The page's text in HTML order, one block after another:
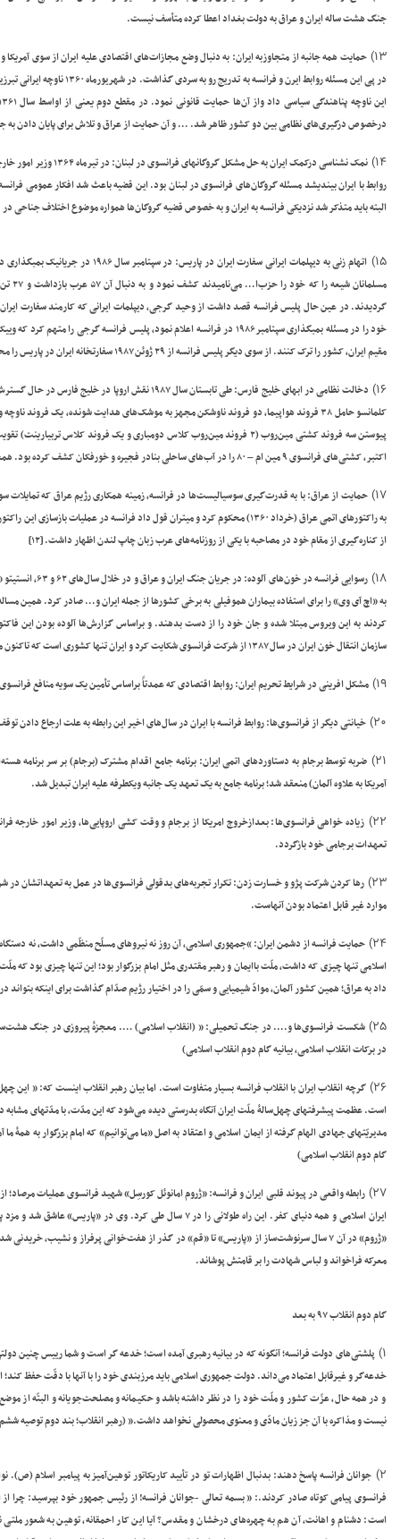
جنگ هشت ساله ایران و عراق به دولت بغداد اعطا کرده متأسف نیست.
۱۳) حمایت همه جانبه از متجاوزبه ایران: به دنبال وضع مجازات‌های اقتصادی علیه ایران از سوی
در پی این مسئله روابط ایرن
درخصوص درگیری‌های نظامی بین دو کشور ظاهر شد. … و آن حمایت از عراق و تلاش برای پایان دادن به
۱۴) نمک نشناسی درکمک ایران به حل مشکل گروگانهای فرانسوی در لبنان: در تیرماه ۱۳۶۴ وزیر امور خارجه ایران درباره رابطه با فرانسه اظهار داشت:
روابط با ایران بیندیشد مسئله گروگان‌های فرانسوی در لبنان بود. این قضیه باعث شد افکار عمومی
البته باید متذکر شد نزدیکی فرانسه به ایران و به خصوص قضیه گروگان‌ها همواره موضوع اختلاف جناحی
۱۵) اتهام زنی به دیپلمات ایرانی سفارت ایران در پاریس:
گردیدند. در عین حال پلیس فرانسه قصد داشت از وحید گرجی، دیپلمات ایرانی که کارمند سفارت
خود را در مسئله بمبگذاری سپتامبر ۱۹۸۶ در فرانسه اعلام نمود، پلیس
مقیم ایران، کشور را ترک کنند. از سوی دیگر پلیس فرانسه از ۲۹ ژوئن ۱۹۸۷ سفارتخانه ایران در پاریس را محاصره کرد
۱۶) دخالت نظامی در ابهای خلیج فارس: طی تابستان سال ۱۹۸۷ نقش اروپا در خلیج
اکتبر، کشتی‌های فرانسوی ۹ مین ام – ۸۰ را در آب‌های ساحلی بنادر فجیره و خورفکان کشف کرده بود. همچنین ناو فرانسوی دوپلمکس، دو مین دیگر را نیز در آب‌های قطر کشف کرد
۱۷) حمایت از عراق:با به قدرت‌گیری سوسیالیست‌ها در فرانسه، زمینه همکاری رژیم عراق که
از کناره‌گیری از مقام خود در مصاحبه با یکی از روزنامه‌های عرب زبان چاپ لندن اظهار داشت.[۱۲]
۱۸) رسوایی فرانسه در خون‌های آلوده:
در جریان جنگ
به «اچ آی وی» را برای استفاده بیماران هموفیلی به برخی کشورها از جمله ایران و… صادر کرد. همین
کردند به این ویروس مبتلا شده و جان خود را از دست بدهند. و براساس گزارش‌ها آلوده بودن این
سازمان انتقال خون ایران در سال ۱۳۸۷ از شرکت فرانسوی شکایت کرد و ایران تنها کشوری است که تاکنون موفق به دریافت خسارت خود از شرکت مریو نشده است
۱۹) مشکل افرینی در شرایط تحریم ایران: روابط اقتصادی که عمدتاً براساس تأمین یک سویه منافع
۲۰) خیانتی دیگر از فرانسوی‌ها: روابط فرانسه با ایران در سال‌های اخیر این رابطه به علت ارجاع
۲۱) ضربه توسط برجام به دستاوردهای اتمی ایران
آمریکا به علاوه آلمان) منعقد شد؛ برنامه جامع به یک تعهد یک جانبه ویکطرفه علیه ایران تبدیل شد.
۲۲) زیاده خواهی فرانسوی‌ها: بعدازخروج امریکا از برجام و وقت کشی اروپایی‌ها، وزیر امور خارجه
تعهدات برجامی خود بازگردد.
۲۳) رها کردن شرکت پژو و خسارت زدن:تکرار تجربه‌های بدقولی فرانسوی‌ها در عمل به تعهداتشان در
موارد غیر قابل اعتماد بودن آنهاست.
۲۴) حمایت فرانسه از دشمن ایران: “جمهوری اسلامی، آن روز نه نیروهای مسلّح منظّمی داشت، نه
اسلامی تنها چیزی که داشت، ملّت باایمان و رهبر مقتدری مثل امام بزرگوار بود؛ این تنها چیزی بود
داد به عراق؛ همین کشور آلمان، موادّ شیمیایی و سمّی را در اختیار رژیم صدّام گذاشت برای اینکه بتواند در
۲۵) شکست فرانسوی‌ها و…. در جنگ تحمیلی: ” (انقلاب اسلامی) …. معجزهپیروزی در جنگ
در برکات انقلاب اسلامی، بیانیه گام دوم انقلاب اسلامی)
۲۶) گرچه انقلاب ایران با انقلاب فرانسه بسیار متفاوت است. اما بیان رهبر انقلاب اینستکه: ” این
است. عظمت پیشرفتهای چهل‌سالهملّت ایران آنگاه بدرستی دیده می‌شود که این مدّت، با مدّتهای مشابه
مدیریّتهای جهادی الهام گرفته از ایمان اسلامی و اعتقاد به اصل «ما می‌توانیم» که امام بزرگوار به همهما
گام دوم انقلاب اسلامی)
۲۷) رابطه واقعی در پیوند قلبی ایران و فرانسه: «ژروم امانوئل کورسِل» شهید فرانسوی عملیات مرصاد؛
ایران اسلامی و همه دنیای کفر. این راه طولانی را در ۷ سال
«ژروم» در آن ۷ سال سرنوشت‌ساز از «پاریس» تا «قم» در گذر از هفت‌خوانی پرفراز و نشیب،
معرکه فراخواند و لباس شهادت را بر قامتش پوشاند.
گام دوم انقلاب ۹۷ به بعد
۱) پلشتی‌های دولت فرانسه؛آنگونه که در بیانیه رهبری آمده است؛ خدعه گر است و شما رییس چنین
خدعه‌گر و غیرقابل اعتماد می‌داند. دولت جمهوری اسلامی باید مرزبندی خود را با آنها با دقّت حفظ
و در همه حال، عزّت کشور و ملّت خود را در نظر داشته باشد و حکیمانه و مصلحت‌جویانه و البتّه از
نیست و مذاکره با آن جز زیان مادّی و معنوی محصولی نخواهد داشت.”(رهبر انقلاب؛ بند دوم توصیه ششم گام
۲) جوانان فرانسه پاسخ دهند: بدنبال اظهارات تو در تأیید کاریکاتور توهین‌آمیز به پیامبر اسلام
فرانسوی پیامی کوتاه صادر کردند.: ” بسمه تعالی -جوانان فرانسه! از رئیس جمهور خود بپرسید: چرا
است: دشنام و اهانت، آن هم به چهره‌های درخشان و مقدس؟ آیا این کار احمقانه، توهین به شعور